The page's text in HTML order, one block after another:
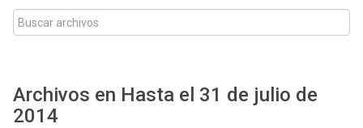
Archivos en Hasta el 31 de julio de
2014